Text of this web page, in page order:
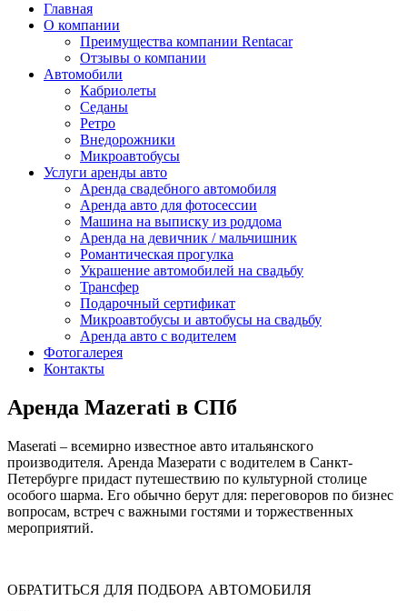
Главная
О компании
Преимущества компании Rentacar
Отзывы о компании
Автомобили
Кабриолеты
Седаны
Ретро
Внедорожники
Микроавтобусы
Услуги аренды авто
Аренда свадебного автомобиля
Аренда авто для фотосессии
Машина на выписку из роддома
Аренда на девичник / мальчишник
Романтическая прогулка
Украшение автомобилей на свадьбу
Трансфер
Подарочный сертификат
Микроавтобусы и автобусы на свадьбу
Аренда авто с водителем
Фотогалерея
Контакты
Аренда Mazerati в СПб
Maserati – всемирно известное авто итальянского
производителя. Аренда Мазерати с водителем в Санкт-
Петербурге придаст путешествию по культурной столице
особого шарма. Его обычно берут для: переговоров по бизнес
вопросам, встреч с важными гостями и торжественных
мероприятий.
ОБРАТИТЬСЯ ДЛЯ ПОДБОРА АВТОМОБИЛЯ